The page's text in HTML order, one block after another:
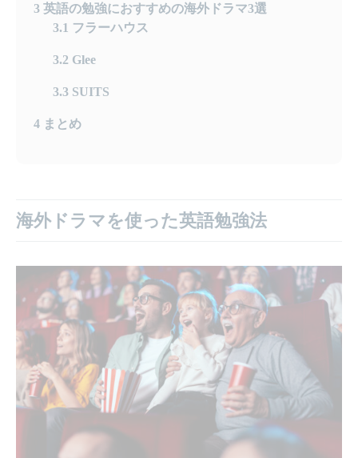
3 英語の勉強におすすめの海外ドラマ3選
3.1 フラーハウス
3.2 Glee
3.3 SUITS
4 まとめ
海外ドラマを使った英語勉強法